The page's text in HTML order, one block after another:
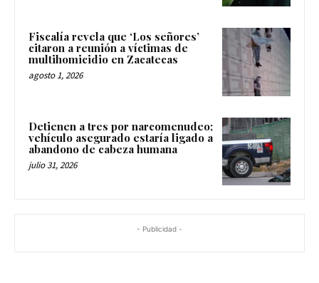
Fiscalía revela que ‘Los señores’
citaron a reunión a víctimas de
multihomicidio en Zacatecas
agosto 1, 2026
Detienen a tres por narcomenudeo;
vehículo asegurado estaría ligado a
abandono de cabeza humana
julio 31, 2026
- Publicidad -